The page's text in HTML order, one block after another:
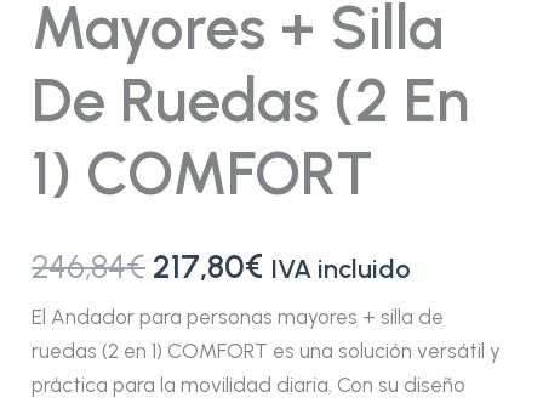
Mayores + Silla
De Ruedas (2 En
1) COMFORT
246,84€
246,84€.
217,80€
217,80€.
IVA incluido
El Andador para personas mayores + silla de
ruedas (2 en 1) COMFORT es una solución versátil y
práctica para la movilidad diaria. Con su diseño
(2
en
COMFORT
cantidad